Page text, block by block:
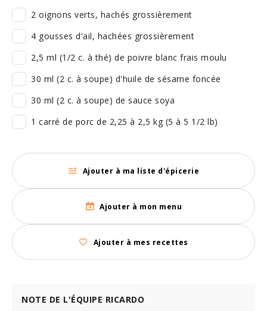
2 oignons verts, hachés grossièrement
4 gousses d'ail, hachées grossièrement
2,5 ml (1/2 c. à thé) de poivre blanc frais moulu
30 ml (2 c. à soupe) d'huile de sésame foncée
30 ml (2 c. à soupe) de sauce soya
1 carré de porc de 2,25 à 2,5 kg (5 à 5 1/2 lb)
Ajouter à ma liste d'épicerie
Ajouter à mon menu
Ajouter à mes recettes
NOTE DE L'ÉQUIPE RICARDO